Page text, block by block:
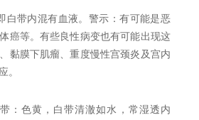
白带内混有血液。警示：有可能是恶
癌等。有些良性病变也有可能出现这
黏膜下肌瘤、重度慢性宫颈炎及宫内
。
：色黄，白带清澈如水，常湿透内